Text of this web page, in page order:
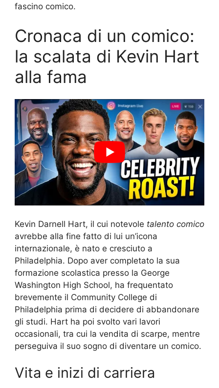
fascino comico.
Cronaca di un comico:
la scalata di Kevin Hart
alla fama
Kevin Darnell Hart, il cui notevole talento comico
avrebbe alla fine fatto di lui un’icona
internazionale, è nato e cresciuto a
Philadelphia. Dopo aver completato la sua
formazione scolastica presso la George
Washington High School, ha frequentato
brevemente il Community College di
Philadelphia prima di decidere di abbandonare
gli studi. Hart ha poi svolto vari lavori
occasionali, tra cui la vendita di scarpe, mentre
perseguiva il suo sogno di diventare un comico.
Vita e inizi di carriera